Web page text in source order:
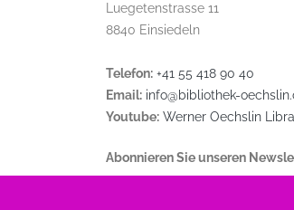
Luegetenstrasse 11
8840 Einsiedeln
Telefon: +41 55 418 90 40
Email: info@bibliothek-
Youtube: Werner Oechslin
Abonnieren Sie unseren